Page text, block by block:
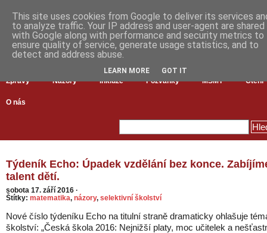
Zprávy Názory Inkluze Pozvánky MŠMT Čtení
O nás
Týdeník Echo: Úpadek vzdělání bez konce.
talent dětí.
sobota 17. září 2016 ·
Štítky: matematika, názory, selektivní školství
Nové číslo týdeníku Echo na titulní straně dramaticky ohlašuje
školství: „Česká škola 2016: Nejnižší platy, moc učitelek a
This site uses cookies from Google to deliver its services
to analyze traffic. Your IP address and user-agent are shared
with Google along with performance and security metrics to
ensure quality of service, generate usage statistics, and to
detect and address abuse.
LEARN MORE GOT IT